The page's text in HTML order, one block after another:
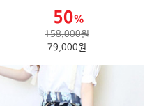
158,000원
79,000원